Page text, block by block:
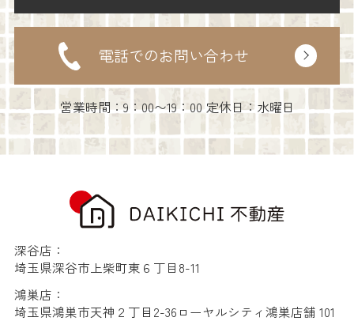
電話でのお問い合わせ
営業時間：9：00〜19：00 定休日：水曜日
深谷店：
埼玉県深谷市上柴町東６丁目8-11
鴻巣店：
埼玉県鴻巣市天神２丁目2-36ローヤルシティ鴻巣店舗 101